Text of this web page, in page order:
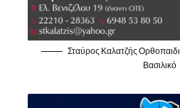
Σταύρος Καλατζής
Βασιλικό